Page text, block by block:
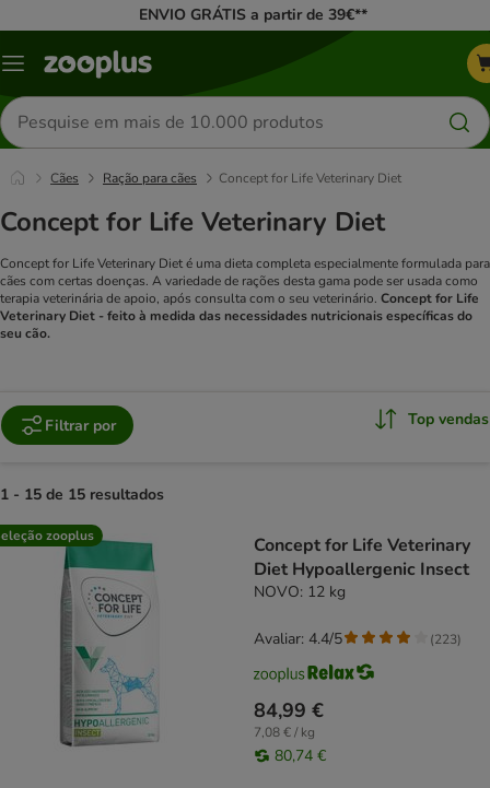
ENVIO GRÁTIS a partir de 39€**
Menu
Pesquisar
produtos
Cães Ração para cães Concept for Life Veterinary Diet
Concept for Life Veterinary Diet
Concept for Life Veterinary Diet é uma dieta completa especialmente formulada para
cães com certas doenças. A variedade de rações desta gama pode ser usada como
terapia veterinária de apoio, após consulta com o seu veterinário. Concept for Life
Veterinary Diet - feito à medida das necessidades nutricionais específicas do
seu cão.
Filtrar por Top vendas
1 - 15 de 15 resultados
product items have been changed
zooplus
Concept for Life Veterinary
Diet Hypoallergenic Insect
NOVO: 12 kg
84,99 €
7,08 € / kg
80,74 €
Avaliar: 4.4/5 (223)